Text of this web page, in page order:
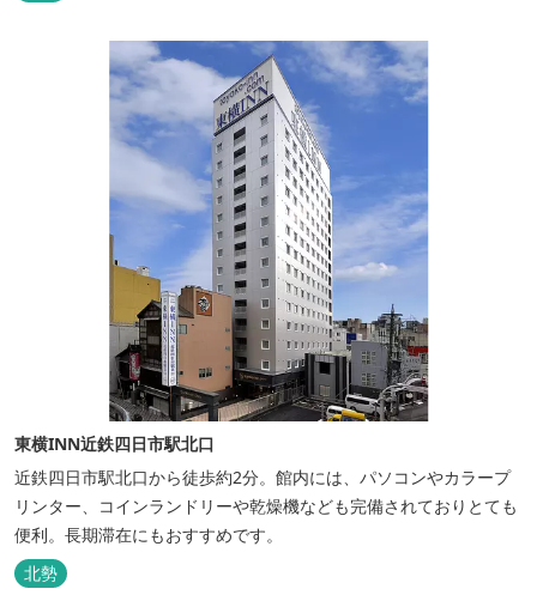
東横INN近鉄四日市駅北口
近鉄四日市駅北口から徒歩約2分。館内には、パソコンやカラープ
リンター、コインランドリーや乾燥機なども完備されておりとても
便利。長期滞在にもおすすめです。
北勢